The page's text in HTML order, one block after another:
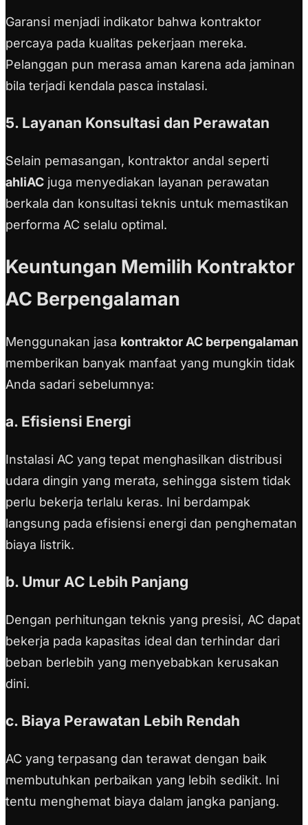
Garansi menjadi indikator bahwa kontraktor
percaya pada kualitas pekerjaan mereka.
Pelanggan pun merasa aman karena ada jaminan
bila terjadi kendala pasca instalasi.
5. Layanan Konsultasi dan Perawatan
Selain pemasangan, kontraktor andal seperti
ahliAC juga menyediakan layanan perawatan
berkala dan konsultasi teknis untuk memastikan
performa AC selalu optimal.
Keuntungan Memilih Kontraktor
AC Berpengalaman
Menggunakan jasa kontraktor AC berpengalaman
memberikan banyak manfaat yang mungkin tidak
Anda sadari sebelumnya:
a. Efisiensi Energi
Instalasi AC yang tepat menghasilkan distribusi
udara dingin yang merata, sehingga sistem tidak
perlu bekerja terlalu keras. Ini berdampak
langsung pada efisiensi energi dan penghematan
biaya listrik.
b. Umur AC Lebih Panjang
Dengan perhitungan teknis yang presisi, AC dapat
bekerja pada kapasitas ideal dan terhindar dari
beban berlebih yang menyebabkan kerusakan
dini.
c. Biaya Perawatan Lebih Rendah
AC yang terpasang dan terawat dengan baik
membutuhkan perbaikan yang lebih sedikit. Ini
tentu menghemat biaya dalam jangka panjang.